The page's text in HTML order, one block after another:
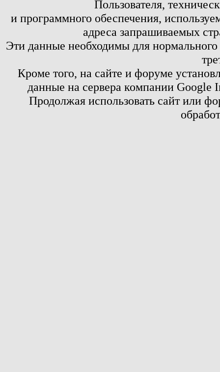
Пользователя,
и программного обеспечения,
адреса запрашиваемых
Эти данные необходимы для
Кроме того, на сайте и форуме
данные на сервера компании
Продолжая использовать сайт или